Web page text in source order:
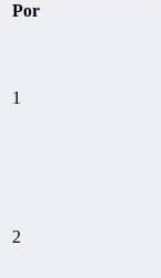
Por
1
2